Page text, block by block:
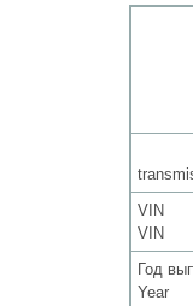
VIN
VIN
Год
Year